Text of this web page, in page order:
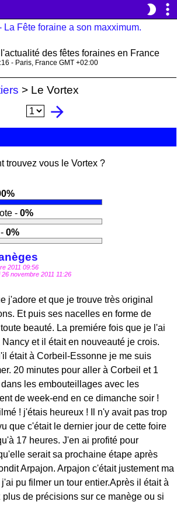
brightness_2 more_vert
des fêtes foraines en France
- Paris, France GMT +02:00
> Le Vortex
arrow_forward
trouvez vous le Vortex ?
- 0%
0%
2011 09:56
novembre 2011 11:26
j'adore et que je trouve très original
Et puis ses nacelles en forme de
beauté. La premiére fois que je l'ai
et il était en nouveauté je crois.
était à Corbeil-Essonne je me suis
20 minutes pour aller à Corbeil et 1
les embouteillages avec les
de week-end en ce dimanche soir !
! j'étais heureux ! Il n'y avait pas trop
que c'était le dernier jour de cette foire
17 heures. J'en ai profité pour
serait sa prochaine étape après
Arpajon. Arpajon c'était justement ma
pu filmer un tour entier.Après il était à
plus de précisions sur ce manège ou si